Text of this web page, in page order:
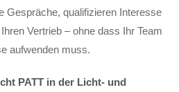
Gespräche, qualifizieren Interesse
Vertrieb – ohne dass Ihr Team
aufwenden muss.
PATT in der Licht- und